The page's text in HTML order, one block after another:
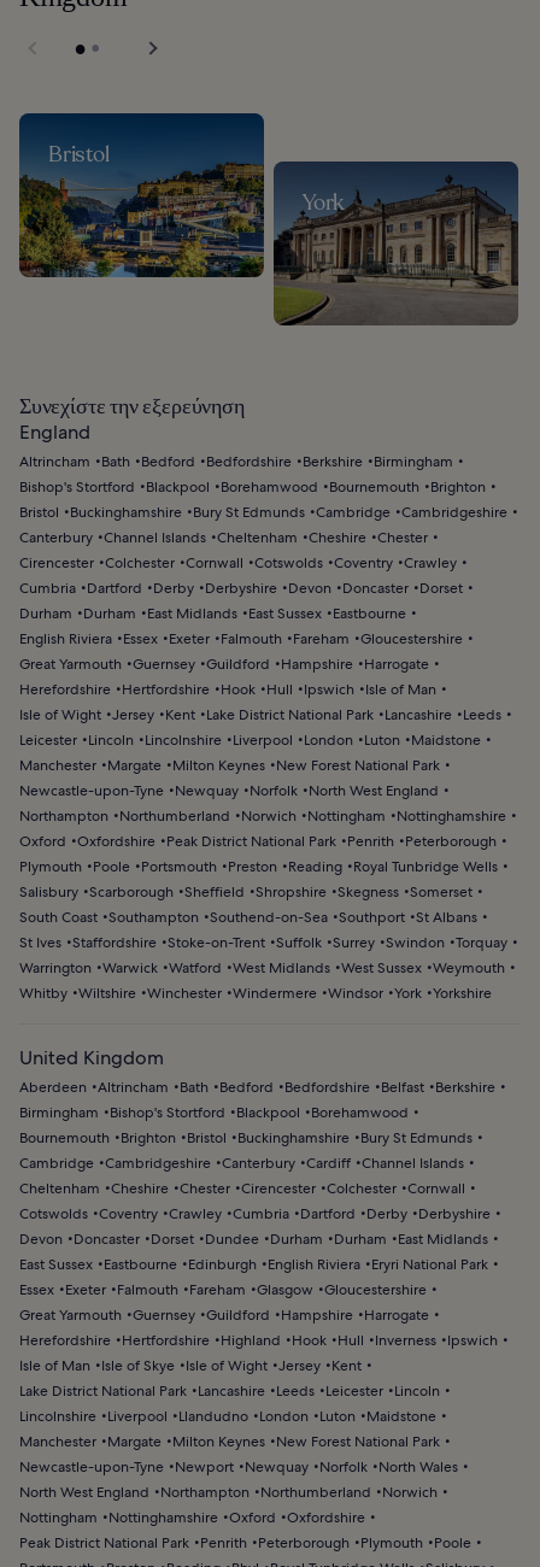
Bristol
York
Συνεχίστε την εξερεύνηση
England
Altrincham Bath Bedford Bedfordshire Berkshire
Birmingham
Bishop's Stortford
Blackpool Borehamwood Bournemouth
Brighton
Bristol
Buckinghamshire Bury St Edmunds Cambridge Cambridgeshire
Canterbury Channel Islands Cheltenham Cheshire Chester
Cirencester Colchester Cornwall Cotswolds Coventry Crawley
Cumbria
Dartford Derby Derbyshire Devon Doncaster
Dorset
Durham
Durham East Midlands East Sussex
Eastbourne
English Riviera
Essex Exeter Falmouth Fareham
Gloucestershire
Great Yarmouth
Guernsey Guildford Hampshire
Harrogate
Herefordshire
Hertfordshire Hook Hull Ipswich
Isle of Man
Isle of Wight Jersey Kent Lake District National Park Lancashire
Leeds
Leicester
Lincoln Lincolnshire Liverpool London Luton
Maidstone
Manchester
Margate Milton Keynes
New Forest National Park
Newcastle-upon-Tyne
Newquay Norfolk
North West England
Northampton
Northumberland Norwich Nottingham
Nottinghamshire
Oxford
Oxfordshire Peak District National Park Penrith
Peterborough
Plymouth
Poole Portsmouth Preston Reading
Royal Tunbridge Wells
Salisbury Scarborough Sheffield Shropshire Skegness Somerset
South Coast Southampton Southend-on-Sea Southport St Albans
St Ives Staffordshire Stoke-on-Trent Suffolk Surrey Swindon
Torquay
Warrington
Warwick Watford West Midlands West Sussex Weymouth
Whitby Wiltshire Winchester Windermere Windsor York Yorkshire
United Kingdom
Aberdeen Altrincham Bath Bedford Bedfordshire Belfast
Berkshire
Birmingham
Bishop's Stortford Blackpool
Borehamwood
Bournemouth
Brighton Bristol Buckinghamshire
Bury St Edmunds
Cambridge Cambridgeshire Canterbury Cardiff Channel Islands
Cheltenham
Cheshire Chester Cirencester Colchester Cornwall
Cotswolds Coventry Crawley Cumbria Dartford Derby
Derbyshire
Devon
Doncaster Dorset Dundee Durham Durham
East Midlands
East Sussex
Eastbourne Edinburgh English Riviera
Eryri National Park
Essex
Exeter Falmouth Fareham Glasgow
Gloucestershire
Great Yarmouth
Guernsey Guildford Hampshire
Harrogate
Herefordshire
Hertfordshire Highland Hook Hull Inverness
Ipswich
Isle of Man
Isle of Skye Isle of Wight Jersey
Kent
Lake District National Park
Lancashire Leeds Leicester
Lincoln
Lincolnshire
Liverpool Llandudno London Luton
Maidstone
Manchester
Margate Milton Keynes
New Forest National Park
Newcastle-upon-Tyne
Newport Newquay Norfolk
North Wales
North West England
Northampton Northumberland
Norwich
Nottingham
Nottinghamshire Oxford
Oxfordshire
Peak District National Park
Penrith Peterborough Plymouth
Poole